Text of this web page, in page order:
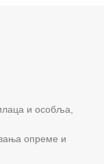
и особља,
опреме и